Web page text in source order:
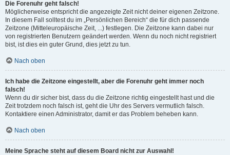
Die Forenuhr geht falsch!
Möglicherweise entspricht die angezeigte Zeit nicht deiner eigenen Zeitzone.
In diesem Fall solltest du im „Persönlichen Bereich“ die für dich passende
Zeitzone (Mitteleuropäische Zeit, ...) festlegen. Die Zeitzone kann dabei nur
von registrierten Benutzern geändert werden. Wenn du noch nicht registriert
bist, ist dies ein guter Grund, dies jetzt zu tun.
Nach oben
Ich habe die Zeitzone eingestellt, aber die Forenuhr geht immer noch
falsch!
Wenn du dir sicher bist, dass du die Zeitzone richtig eingestellt hast und die
Zeit trotzdem noch falsch ist, geht die Uhr des Servers vermutlich falsch.
Kontaktiere einen Administrator, damit er das Problem beheben kann.
Nach oben
Meine Sprache steht auf diesem Board nicht zur Auswahl!